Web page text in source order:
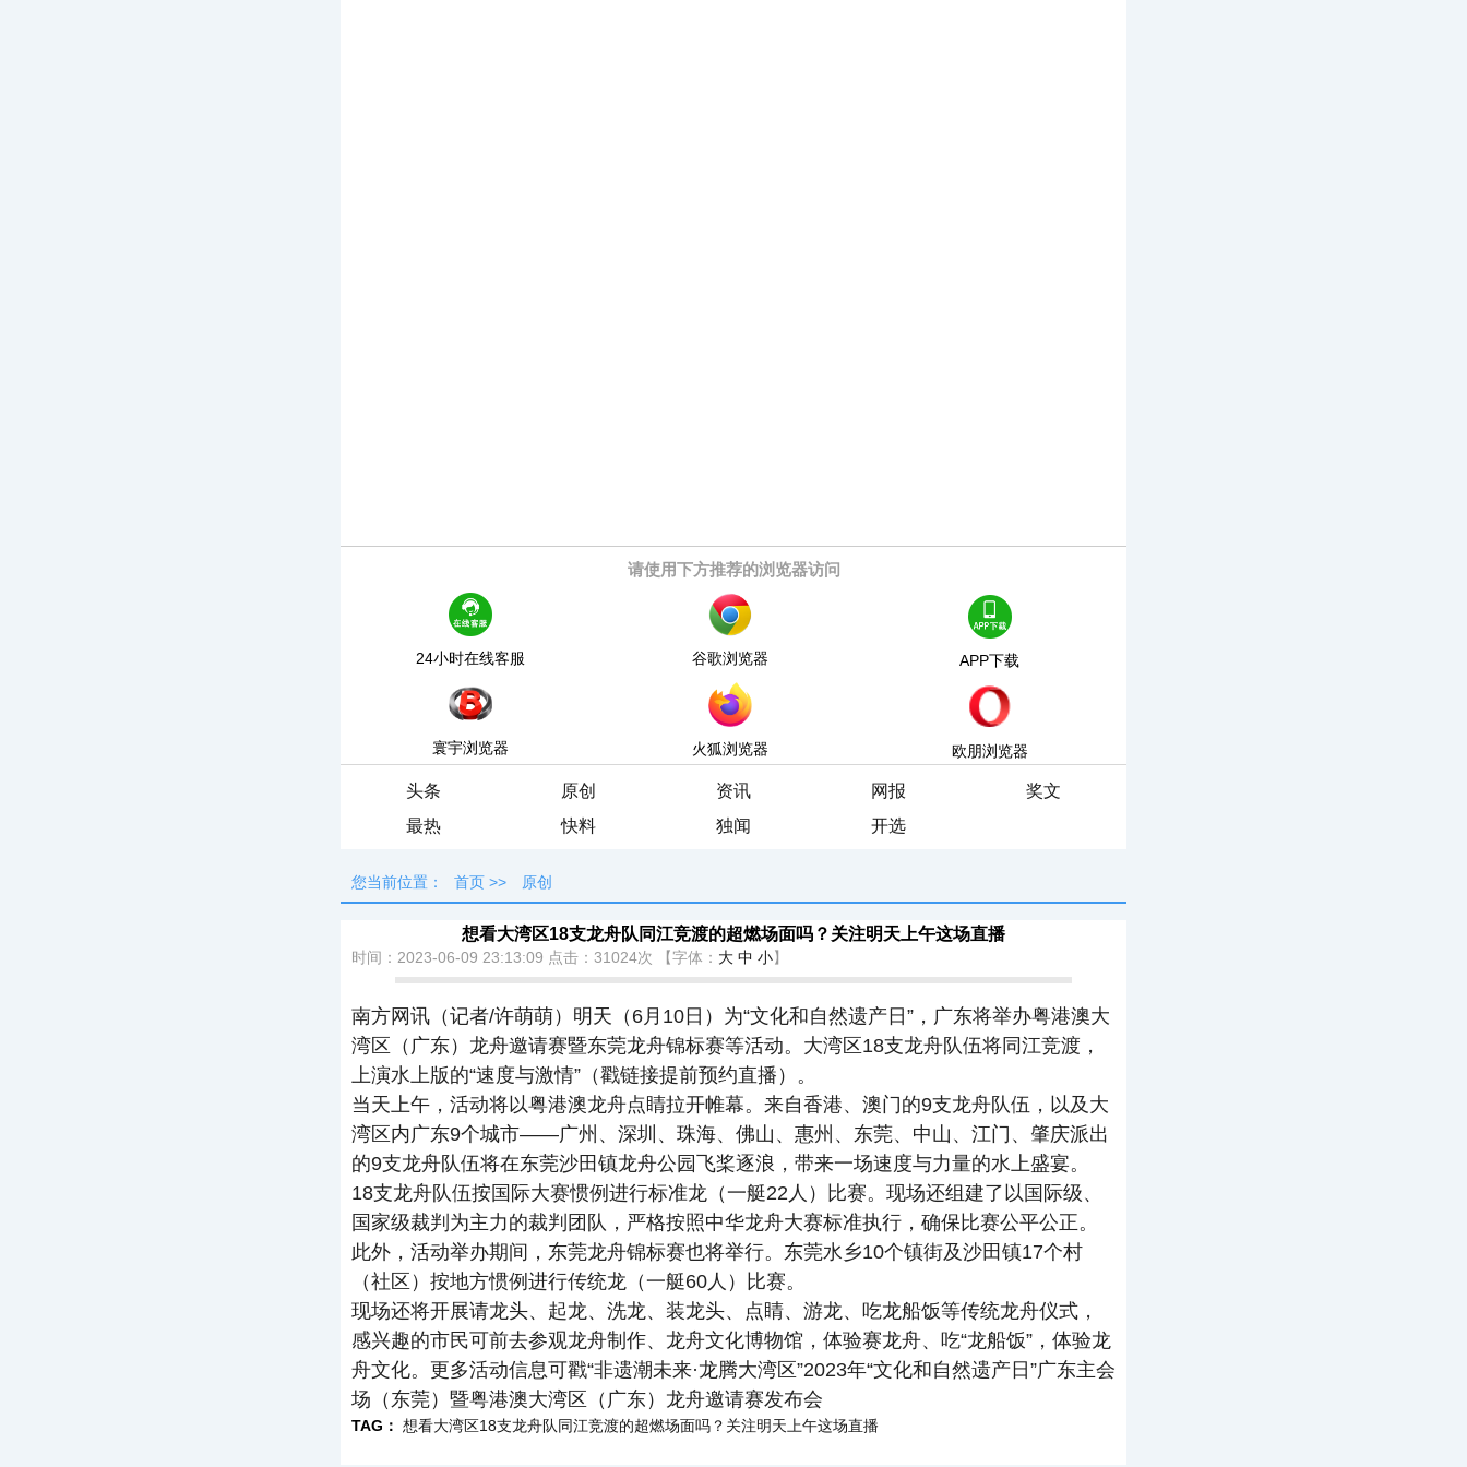
请使用下方推荐的浏览器访问
24小时在线客服 谷歌浏览器 APP下载
寰宇浏览器 火狐浏览器 欧朋浏览器
头条 原创 资讯 网报
奖文
最热
快料 独闻 开选
您当前位置： 首页 >> 原创
想看大湾区18支龙舟队同江竞渡的超燃场面吗？关注明天上午这场直播
时间：2023-06-09 23:13:09 点击： 31024次 【字体： 大 中 小】
南方网讯（记者/许萌萌）明天（6月10日）为“文化和自然遗产日”，广东将举办粤港澳大
湾区（广东）龙舟邀请赛暨东莞龙舟锦标赛等活动。大湾区18支龙舟队伍将同江竞渡，
上演水上版的“速度与激情”（戳链接提前预约直播）。
当天上午，活动将以粤港澳龙舟点睛拉开帷幕。来自香港、澳门的9支龙舟队伍，以及大
湾区内广东9个城市——广州、深圳、珠海、佛山、惠州、东莞、中山、江门、肇庆派出
的9支龙舟队伍将在东莞沙田镇龙舟公园飞桨逐浪，带来一场速度与力量的水上盛宴。
18支龙舟队伍按国际大赛惯例进行标准龙（一艇22人）比赛。现场还组建了以国际级、
国家级裁判为主力的裁判团队，严格按照中华龙舟大赛标准执行，确保比赛公平公正。
此外，活动举办期间，东莞龙舟锦标赛也将举行。东莞水乡10个镇街及沙田镇17个村
（社区）按地方惯例进行传统龙（一艇60人）比赛。
现场还将开展请龙头、起龙、洗龙、装龙头、点睛、游龙、吃龙船饭等传统龙舟仪式，
感兴趣的市民可前去参观龙舟制作、龙舟文化博物馆，体验赛龙舟、吃“龙船饭”，体验龙
舟文化。更多活动信息可戳“非遗潮未来·龙腾大湾区”2023年“文化和自然遗产日”广东主会
场（东莞）暨粤港澳大湾区（广东）龙舟邀请赛发布会
TAG： 想看大湾区18支龙舟队同江竞渡的超燃场面吗？关注明天上午这场直播